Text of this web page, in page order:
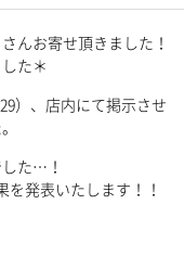
んお寄せ頂きました！
た＊
）、店内にて掲示させ
た…！
発表いたします！！